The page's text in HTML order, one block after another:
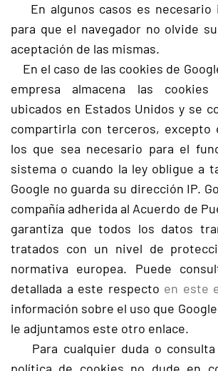
En algunos casos es necesario
para que el navegador no olvide
aceptación de las mismas.
En el caso de las cookies de
empresa almacena las
ubicados en Estados Unidos y se
compartirla con terceros, excepto
los que sea necesario para el
sistema o cuando la ley obligue a
Google no guarda su dirección IP.
compañía adherida al Acuerdo de
garantiza que todos los datos
tratados con un nivel de
normativa europea. Puede
detallada a este respecto en este
información sobre el uso que
le adjuntamos este otro enlace.
Para cualquier duda o consulta